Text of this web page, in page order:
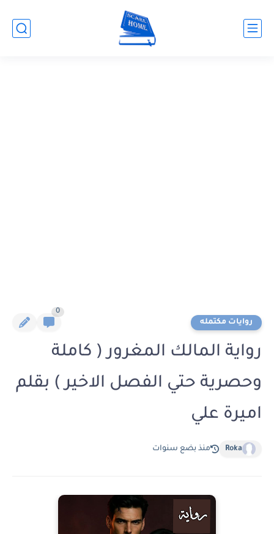
روايات مكتمله
0
رواية المالك المغرور ( كاملة
وحصرية حتي الفصل الاخير ) بقلم
اميرة علي
Roka منذ بضع سنوات